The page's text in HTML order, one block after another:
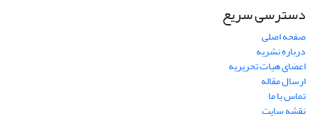
دسترسی سریع
صفحه اصلی
درباره نشریه
اعضای هیات تحریریه
ارسال مقاله
تماس با ما
نقشه سایت